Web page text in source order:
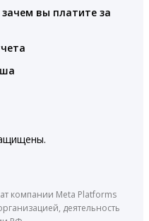
вы платите за
компании Meta Platforms
деятельность